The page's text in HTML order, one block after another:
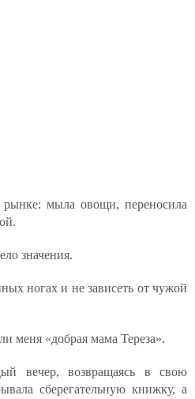
мыла овощи, переносила
значения.
ногах и не зависеть от чужой
меня «добрая мама Тереза».
вечер, возвращаясь в свою
сберегательную книжку, а